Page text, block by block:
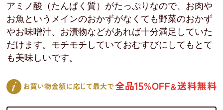
アミノ酸（たんぱく質）がたっぷりなので、お肉や
お魚というメインのおかずがなくても野菜のおかず
やお味噌汁、お漬物などがあれば十分満足していた
だけます。モチモチしていておむすびにしてもとて
も美味しいです。